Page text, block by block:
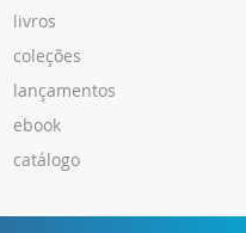
livros
coleções
lançamentos
ebook
catálogo